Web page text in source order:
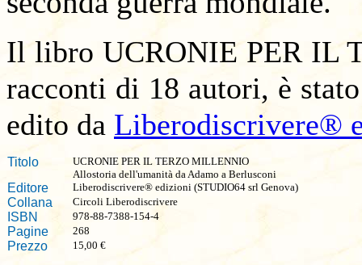
Il libro UCRONIE PER IL
racconti di 18 autori, è
edito da Liberodiscrivere®
Titolo UCRONIEPER IL TERZO MILLENNIO
Allostoria dell'umanità da Adamo a Berlusconi
Editore Liberodiscrivere®edizioni (STUDIO64 srl Genova)
Collana Circoli Liberodiscrivere
ISBN 978-88-7388-154-4
Pagine 268
Prezzo 15,00 €